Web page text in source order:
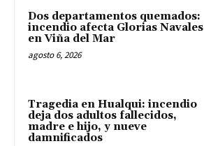
Dos departamentos quemados:
incendio afecta Glorias Navales
en Viña del Mar
agosto 6, 2026
Tragedia en Hualqui: incendio
deja dos adultos fallecidos,
madre e hijo, y nueve
damnificados